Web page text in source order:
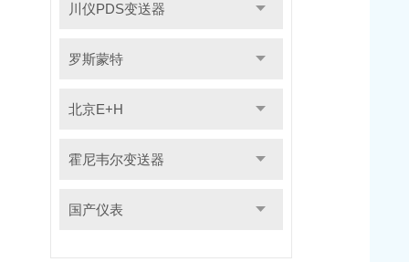
川仪PDS变送器
罗斯蒙特
北京E+H
霍尼韦尔变送器
国产仪表